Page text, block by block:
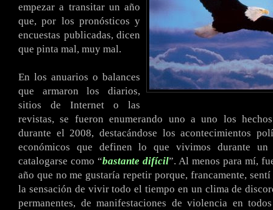
empezar a transitar un año
que, por los pronósticos y
encuestas publicadas, dicen
que pinta mal, muy mal.
En los anuarios o balances
que armaron los diarios,
sitios de Internet o las
revistas, se fueron enumerando uno a uno los
durante el 2008, destacándose los acontecimientos
económicos que definen lo que vivimos durante
catalogarse como “bastante difícil”. Al menos para mí,
año que no me gustaría repetir porque, francamente,
la sensación de vivir todo el tiempo en un clima de
permanentes, de manifestaciones de violencia en